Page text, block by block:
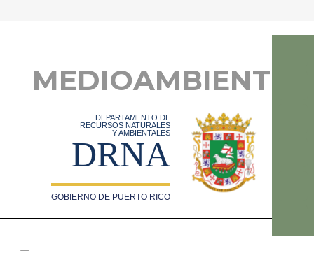
MEDIOAMBIENTE
DEPARTAMENTO DE
RECURSOS NATURALES
Y AMBIENTALES
DRNA
GOBIERNO DE PUERTO RICO